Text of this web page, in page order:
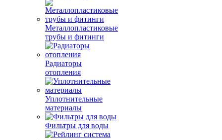
Металлопластиковые
трубы и фитинги
Радиаторы
отопления
Уплотнительные
материалы
Фильтры для воды